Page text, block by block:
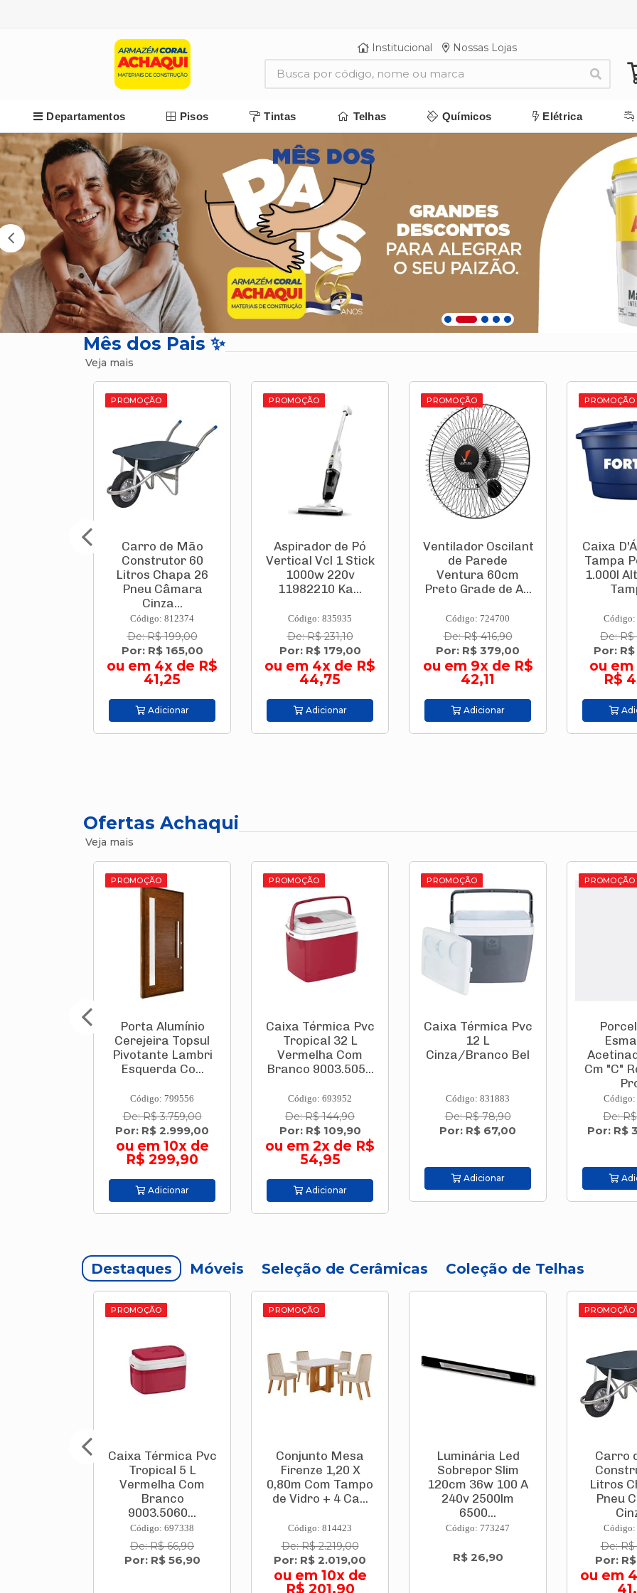
Institucional Nossas Lojas
Departamentos Pisos Tintas Telhas Químicos Elétrica
Mês dos Pais ✨
Veja mais
PROMOÇÃO
Aspirador de Pó
Vertical Vcl 1 Stick
1000w 220v
11982210 Ka...
Código: 835935
De: R$ 231,10
Por: R$ 179,00
ou em 4x de R$
44,75
Adicionar
PROMOÇÃO
Ventilador Oscilante
de Parede
Ventura 60cm
Preto Grade de A...
Código: 724700
De: R$ 416,90
Por: R$ 379,00
ou em 9x de R$
42,11
Adicionar
PROMOÇÃO
Caixa D'Água Com
Tampa Polietileno
1.000l Altura 97 X
Tampa ...
Código: 254622
De: R$ 530,00
Por: R$ 439,90
ou em 10x de
R$ 43,99
Adicionar
PROMOÇÃO
Box
Código:
De:
Por:
ou em
R$
Ofertas Achaqui
Veja mais
PROMOÇÃO
Caixa Térmica Pvc
Tropical 32 L
Vermelha Com
Branco 9003.505...
Código: 693952
De: R$ 144,90
Por: R$ 109,90
ou em 2x de R$
54,95
Adicionar
PROMOÇÃO
Caixa Térmica Pvc
12 L
Cinza/Branco Bel
Código: 831883
De: R$ 78,90
Por: R$ 67,00
Adicionar
PROMOÇÃO
Porcelanato
Esmaltado
Acetinado 58x58
Código: 787329
De: R$ 40,20
Por: R$ 34,90/m²
Adicionar
PROMOÇÃO
Caixa
19 L
Código:
De:
Por:
Destaques Móveis Seleção de Cerâmicas Coleção de Telhas
PROMOÇÃO
Caixa Térmica Pvc
Tropical 5 L
Vermelha Com
9003.5060...
Código: 697338
De: R$ 66,90
Por: R$ 56,90
PROMOÇÃO
Conjunto Mesa
Firenze 1,20 X
0,80m Com Tampo
de Vidro + 4 Ca...
Código: 814423
De: R$ 2.219,00
Por: R$ 2.019,00
ou em 10x de
R$ 201,90
Luminária Led
Sobrepor Slim
120cm 36w 100 A
240v 2500lm
Código: 773247
R$ 26,90
PROMOÇÃO
Carro de Mão
Construtor 60
Litros Chapa 26
Pneu Câmara
Código: 812374
De: R$ 199,00
Por: R$ 165,00
ou em 4x de